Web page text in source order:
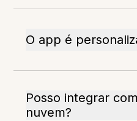
O app é
Posso integrar
nuvem?